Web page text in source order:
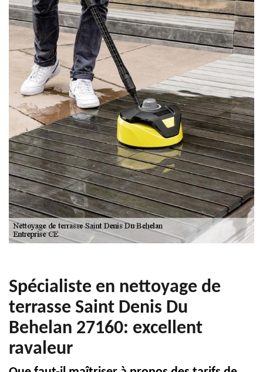
Spécialiste en nettoyage de
terrasse Saint Denis Du
Behelan 27160: excellent
ravaleur